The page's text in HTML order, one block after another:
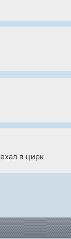
в цирк